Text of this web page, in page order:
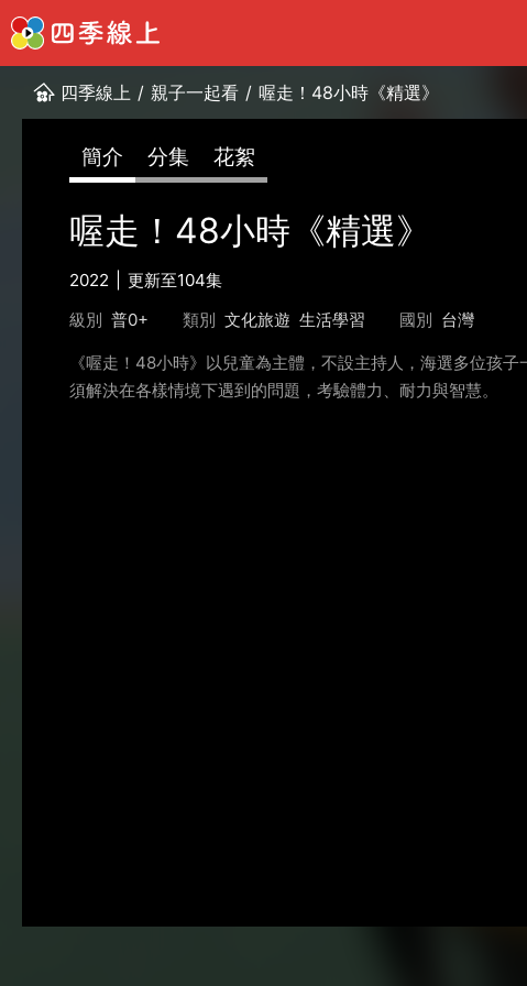
四季線上 / 親子一起看 / 喔走！48小時《精選》
簡介 分集 花絮
喔走！48小時《精選》
2022
更新至104集
級別 普0+ 類別 文化旅遊 生活學習 國別 台灣
《喔走！48小時》以兒童為主體，不設主持人，海選多位孩
須解決在各樣情境下遇到的問題，考驗體力、耐力與智慧。